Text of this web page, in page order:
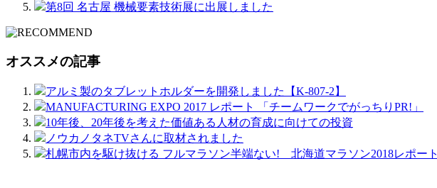
第8回 名古屋 機械要素技術展に出展しました
オススメの記事
アルミ製のタブレットホルダーを開発しました【K-807-2】
MANUFACTURING EXPO 2017 レポート 「チームワークでがっちりPR!」
10年後、20年後を考えた価値ある人材の育成に向けての投資
ノウカノタネTVさんに取材されました
札幌市内を駆け抜ける フルマラソン半端ない! 北海道マラソン2018レポート